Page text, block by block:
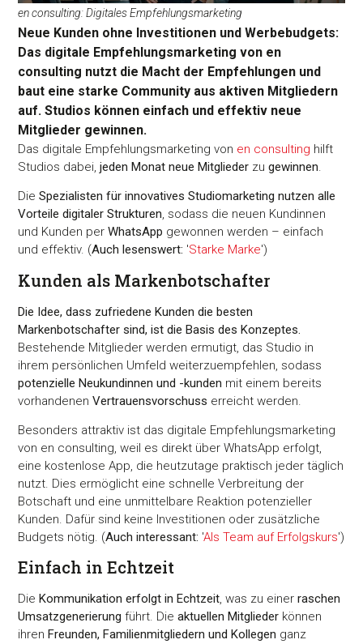
en consulting: Digitales Empfehlungsmarketing
Neue Kunden ohne Investitionen und Werbebudgets:
Das digitale Empfehlungsmarketing von en
consulting nutzt die Macht der Empfehlungen und
baut eine starke Community aus aktiven Mitgliedern
auf. Studios können einfach und effektiv neue
Mitglieder gewinnen.
Das digitale Empfehlungsmarketing von en consulting hilft
Studios dabei,jeden Monat neue Mitglieder zugewinnen.
DieSpezialisten für innovatives Studiomarketing nutzen alle
Vorteile digitaler Strukturen, sodass die neuen Kundinnen
und Kunden perWhatsApp gewonnen werden – einfach
und effektiv. (Auch lesenswert: 'Starke Marke')
Kunden als Markenbotschafter
Die Idee, dass zufriedene Kunden die besten
Markenbotschafter sind, ist die Basis des Konzeptes.
Bestehende Mitglieder werden ermutigt, das Studio in
ihrem persönlichen Umfeld weiterzuempfehlen, sodass
potenzielle Neukundinnen und -kunden mit einem bereits
vorhandenenVertrauensvorschuss erreicht werden.
Besonders attraktiv ist das digitale Empfehlungsmarketing
von en consulting, weil es direkt über WhatsApp erfolgt,
eine kostenlose App, die heutzutage praktisch jeder täglich
nutzt. Dies ermöglicht eine schnelle Verbreitung der
Botschaft und eine unmittelbare Reaktion potenzieller
Kunden. Dafür sind keine Investitionen oder zusätzliche
Budgets nötig. (Auch interessant: 'Als Team auf Erfolgskurs')
Einfach in Echtzeit
Die Kommunikation erfolgt in Echtzeit, was zu einerraschen
Umsatzgenerierung führt. Dieaktuellen Mitglieder können
ihren Freunden, Familienmitgliedern und Kollegen ganz